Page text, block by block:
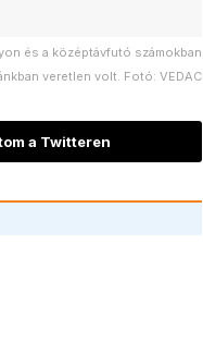
és a középtávfutó számokban
veretlen volt. Fotó: VEDAC
a Twitteren